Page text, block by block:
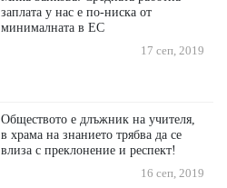
заплата у нас е по-ниска от
минималната в ЕС
17 сеп, 2019
Обществото е длъжник на учителя,
в храма на знанието трябва да се
влиза с преклонение и респект!
16 сеп, 2019